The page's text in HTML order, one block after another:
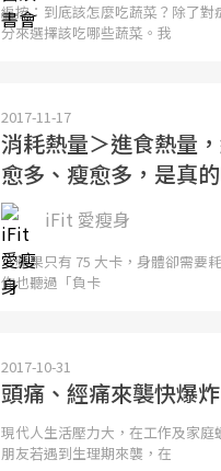
編按：到底該怎麼吃蔬菜？除了
分來選擇該吃哪些蔬菜。我
2017-11-17
消耗熱量＞進食熱量
愈多、瘦愈多，是真
iFit 愛瘦身
「蘋果只有 75 大卡，身體卻需要
你也聽過「負卡
2017-10-31
頭痛、經痛來襲快爆
現代人生活壓力大，在工作及家
朋友若遇到生理期來襲，在